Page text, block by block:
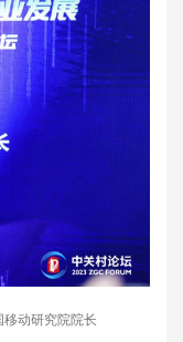
动研究院院长